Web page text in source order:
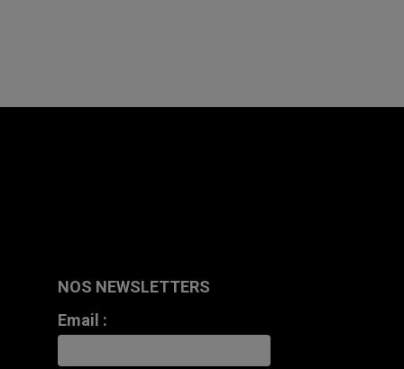
NOS NEWSLETTERS
Email :